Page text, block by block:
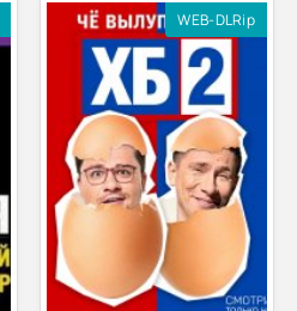
WEB-DLRip